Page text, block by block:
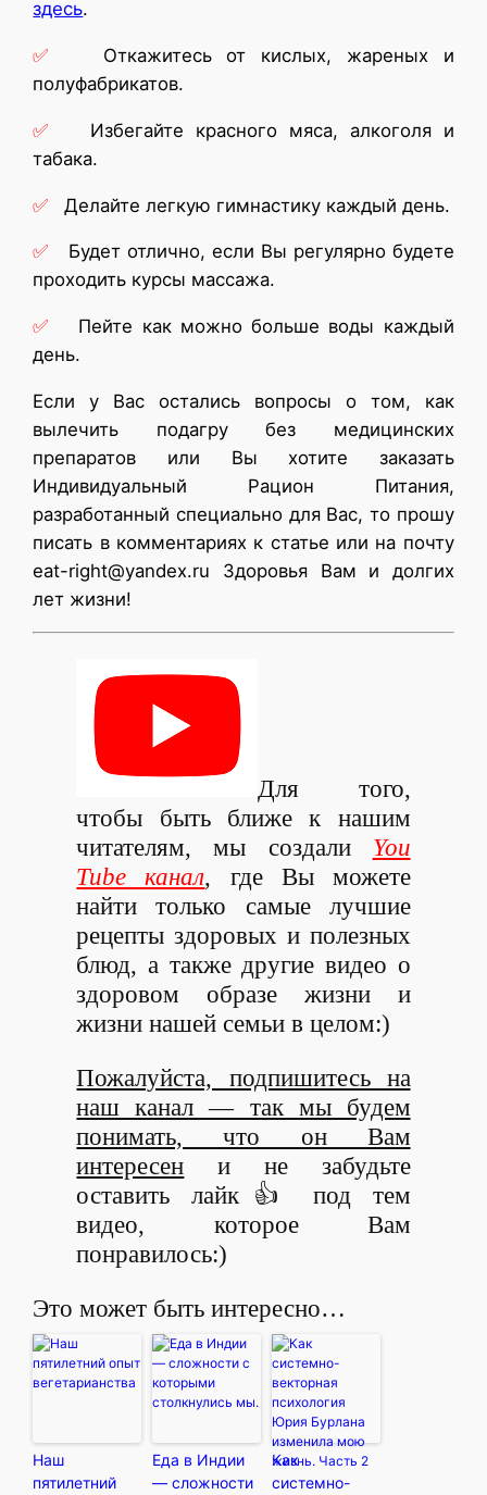
здесь.
✅
Откажитесь от кислых, жареных и
полуфабрикатов.
✅
Избегайте красного мяса, алкоголя и
табака.
✅ Делайте легкую гимнастику каждый день.
✅ Будет отлично, если Вы регулярно будете
проходить курсы массажа.
✅
Пейте как можно больше воды каждый
день.
Если у Вас остались вопросы о том, как
вылечить подагру без медицинских
препаратов или Вы хотите заказать
Индивидуальный Рацион Питания,
разработанный специально для Вас, то прошу
писать в комментариях к статье или на почту
eat-right@yandex.ru Здоровья Вам и долгих
лет жизни!
Для того,
чтобы быть ближе к нашим
читателям, мы создали You
Tube канал, где Вы можете
найти только самые лучшие
рецепты здоровых и полезных
блюд, а также другие видео о
здоровом образе жизни и
жизни нашей семьи в целом:)
Пожалуйста, подпишитесь на
наш канал — так мы будем
понимать, что он Вам
интересен и не забудьте
оставить лайк👍 под тем
видео, которое Вам
понравилось:)
Это может быть интересно…
Наш
пятилетний
Еда в Индии
— сложности
Как
системно-